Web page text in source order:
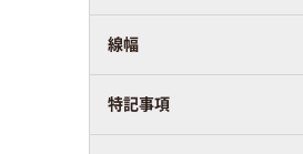
線幅
特記事項